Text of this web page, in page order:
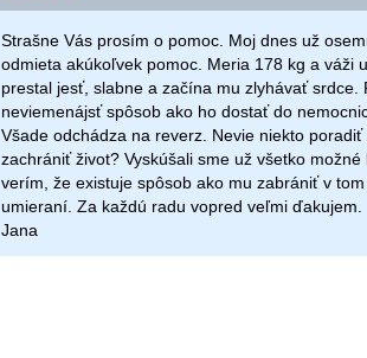
Strašne Vás prosím o pomoc. Moj dnes už
odmieta akúkoľvek pomoc. Meria 178 kg a váži
prestal jesť, slabne a začína mu zlyhávať srdce.
neviemenájsť spôsob ako ho dostať do
Všade odchádza na reverz. Nevie niekto poradiť
zachrániť život? Vyskúšali sme už všetko
verím, že existuje spôsob ako mu zabrániť v
umieraní. Za každú radu vopred veľmi ďakujem.
Jana